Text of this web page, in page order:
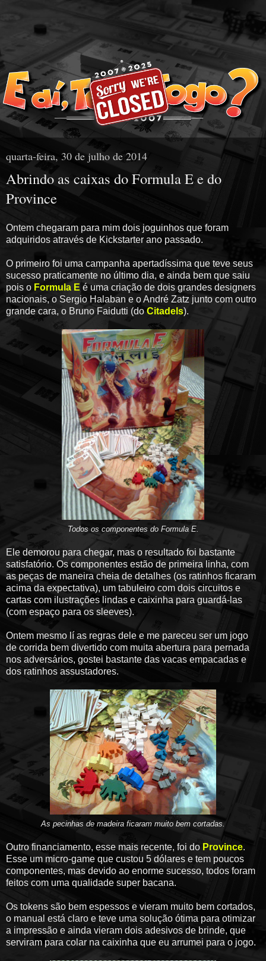
quarta-feira, 30 de julho de 2014
Abrindo as caixas do Formula E e do
Province
Ontem chegaram para mim dois joguinhos que foram
adquiridos através de Kickstarter ano passado.
O primeiro foi uma campanha apertadíssima que teve seus
sucesso praticamente no último dia, e ainda bem que saiu
pois o Formula E é uma criação de dois grandes designers
nacionais, o Sergio Halaban e o André Zatz junto com outro
grande cara, o Bruno Faidutti (do Citadels).
Todos os componentes do Formula E.
Ele demorou para chegar, mas o resultado foi bastante
satisfatório. Os componentes estão de primeira linha, com
as peças de maneira cheia de detalhes (os ratinhos ficaram
acima da expectativa), um tabuleiro com dois circuitos e
cartas com ilustrações lindas e caixinha para guardá-las
(com espaço para os sleeves).
Ontem mesmo lí as regras dele e me pareceu ser um jogo
de corrida bem divertido com muita abertura para pernada
nos adversários, gostei bastante das vacas empacadas e
dos ratinhos assustadores.
As pecinhas de madeira ficaram muito bem cortadas.
Outro financiamento, esse mais recente, foi do Province.
Esse um micro-game que custou 5 dólares e tem poucos
componentes, mas devido ao enorme sucesso, todos foram
feitos com uma qualidade super bacana.
Os tokens são bem espessos e vieram muito bem cortados,
o manual está claro e teve uma solução ótima para otimizar
a impressão e ainda vieram dois adesivos de brinde, que
serviram para colar na caixinha que eu arrumei para o jogo.